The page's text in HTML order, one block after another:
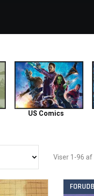
US Comics
Viser 1-96